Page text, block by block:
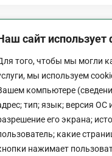
сайт использует
того, чтобы мы могли
мы используем
компьютере
тип; язык; версия ОС
его экрана;
какие
нажимает